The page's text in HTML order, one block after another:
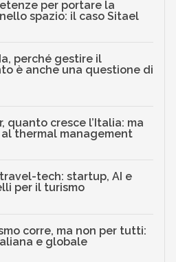
per portare la
spazio: il caso Sitael
perché gestire il
è anche una questione di
quanto cresce l’Italia: ma
thermal management
tech: startup, AI e
per il turismo
corre, ma non per tutti:
e globale